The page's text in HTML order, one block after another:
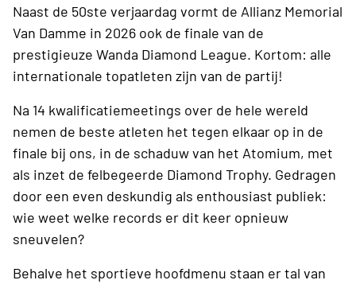
Naast de 50ste verjaardag vormt de Allianz Memorial
Van Damme in 2026 ook de finale van de
prestigieuze Wanda Diamond League. Kortom: alle
internationale topatleten zijn van de partij!
Na 14 kwalificatiemeetings over de hele wereld
nemen de beste atleten het tegen elkaar op in de
finale bij ons, in de schaduw van het Atomium, met
als inzet de felbegeerde Diamond Trophy. Gedragen
door een even deskundig als enthousiast publiek:
wie weet welke records er dit keer opnieuw
sneuvelen?
Behalve het sportieve hoofdmenu staan er tal van